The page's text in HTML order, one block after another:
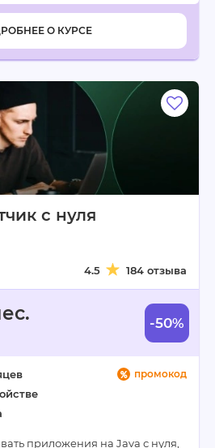
О КУРСЕ
с нуля
4.5 184 отзыва
-50%
промокод
приложения на Java с нуля,